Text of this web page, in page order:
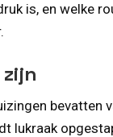
is, en welke